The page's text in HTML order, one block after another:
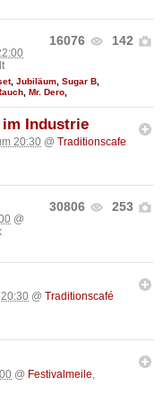
16076 142
, Jubiläum, Sugar B,
, Mr. Dero,
Industrie
20:30 @ Traditionscafe
30806 253
@
@ Traditionscafé
@ Festivalmeile